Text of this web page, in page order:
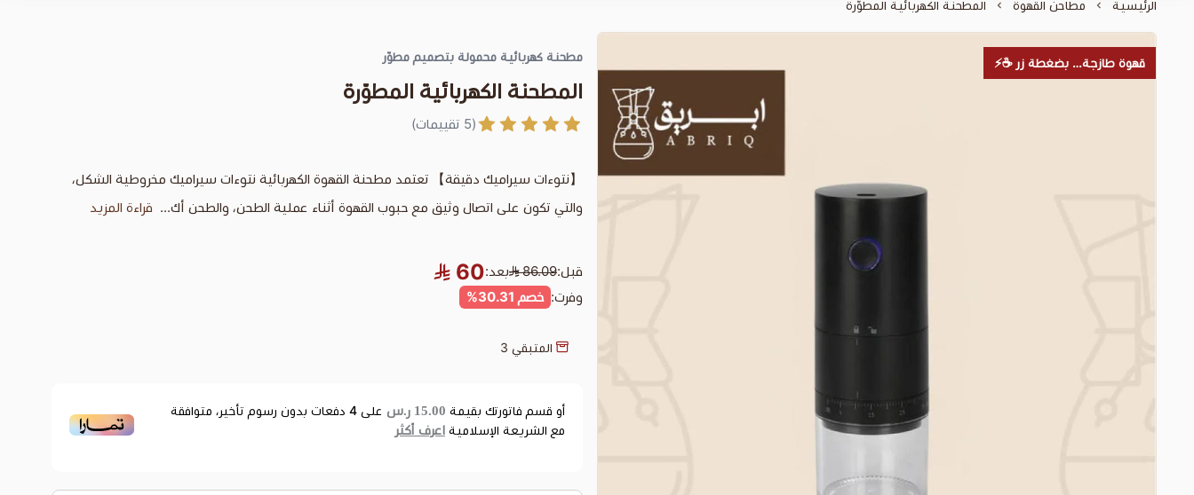
الرئيسية مطاحن القهوة المطحنة الكهربائية المطوّرة
قهوة طازجة… بضغطة زر ☕⚡ مطحنة كهربائية محمولة بتصميم مطوّر
المطحنة الكهربائية المطوّرة
(5 تقييمات)
【نتوءات سيراميك دقيقة】 تعتمد مطحنة القهوة الكهربائية نتوءات سيراميك مخروطية الشكل،
والتي تكون على اتصال وثيق مع حبوب القهوة أثناء عملية الطحن، والطحن أك... قراءة المزيد
قبل:86.09 بعد:60
وفرت: خصم 30.31%
المتبقي 3
أو قسم فاتورتك بقيمة 15.00 ر.س على 4 دفعات بدون رسوم تأخير، متوافقة
مع الشريعة الإسلامية اعرف أكثر